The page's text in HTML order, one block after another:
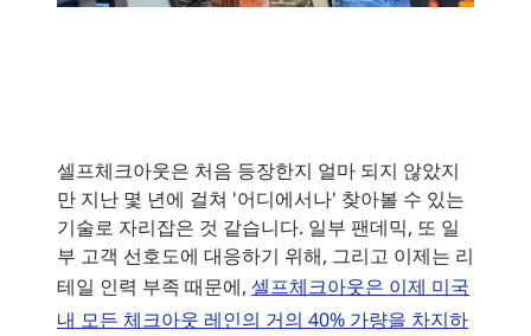
셀프체크아웃은 처음 등장한지 얼마 되지 않았지
만 지난 몇 년에 걸쳐 '어디에서나' 찾아볼 수 있는
기술로 자리잡은 것 같습니다. 일부 팬데믹, 또 일
부 고객 선호도에 대응하기 위해, 그리고 이제는 리
테일 인력 부족 때문에, 셀프체크아웃은 이제 미국
내 모든 체크아웃 레인의 거의 40% 가량을 차지하